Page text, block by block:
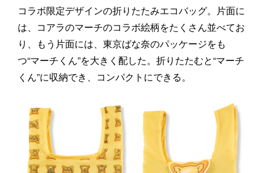
コラボ限定デザインの折りたたみエコバッグ。片面に
は、コアラのマーチのコラボ絵柄をたくさん並べてお
り、もう片面には、東京ばな奈のパッケージをも
つ“マーチくん”を大きく配した。折りたたむと“マーチ
くん”に収納でき、コンパクトにできる。